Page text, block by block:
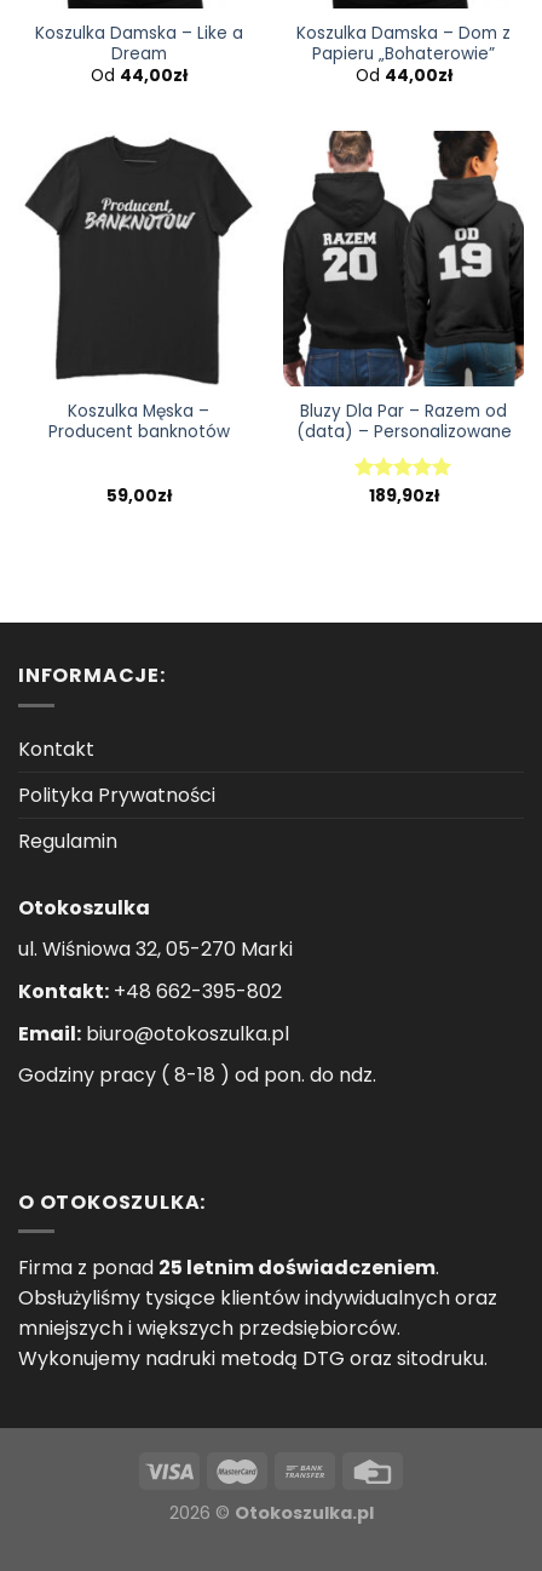
Koszulka Damska – Like a
Dream
Od 44,00zł
Koszulka Damska – Dom z
Papieru „Bohaterowie”
Od 44,00zł
Koszulka Męska –
Producent banknotów
59,00zł
Bluzy Dla Par – Razem od
(data) – Personalizowane
Oceniono
189,90zł
INFORMACJE:
Kontakt
Polityka Prywatności
Regulamin
Otokoszulka
ul. Wiśniowa 32, 05-270 Marki
Kontakt: +48 662-395-802
Email: biuro@otokoszulka.pl
Godziny pracy ( 8-18 ) od pon. do ndz.
O OTOKOSZULKA:
Firma z ponad 25 letnim doświadczeniem.
Obsłużyliśmy tysiące klientów indywidualnych oraz
mniejszych i większych przedsiębiorców.
Wykonujemy nadruki metodą DTG oraz sitodruku.
2026 © Otokoszulka.pl